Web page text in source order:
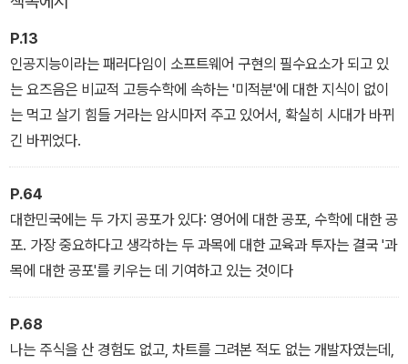
다는 것을 얘기하고 더 나은 도전적인 일을 해낼 수 있다는 이야기를
하고 있다.
P.13
인공지능이라는 패러다임이 소프트웨어 구현의 필수요소가 되고 있
는 요즈음은 비교적 고등수학에 속하는 '미적분'에 대한 지식이 없이
는 먹고 살기 힘들 거라는 암시마저 주고 있어서, 확실히 시대가 바뀌
긴 바뀌었다.
P.64
대한민국에는 두 가지 공포가 있다: 영어에 대한 공포, 수학에 대한 공
포. 가장 중요하다고 생각하는 두 과목에 대한 교육과 투자는 결국 '과
목에 대한 공포'를 키우는 데 기여하고 있는 것이다
P.68
나는 주식을 산 경험도 없고, 차트를 그려본 적도 없는 개발자였는데,